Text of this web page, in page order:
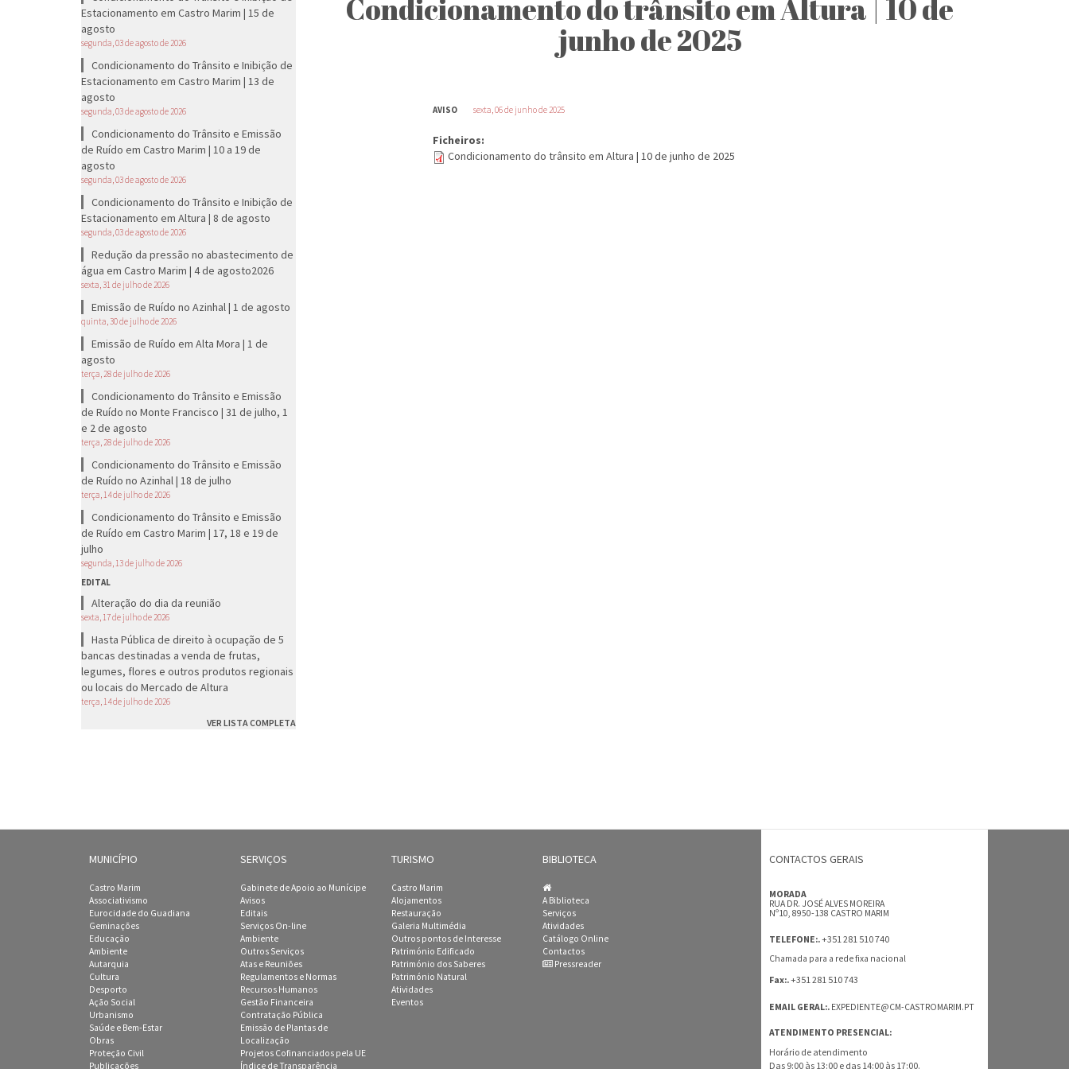
Estacionamento em Castro Marim | 15 de
agosto
segunda, 03 de agosto de 2026
Condicionamento do Trânsito e Inibição de
Estacionamento em Castro Marim | 13 de
agosto
segunda, 03 de agosto de 2026
Condicionamento do Trânsito e Emissão
de Ruído em Castro Marim | 10 a 19 de
agosto
segunda, 03 de agosto de 2026
Condicionamento do Trânsito e Inibição de
Estacionamento em Altura | 8 de agosto
segunda, 03 de agosto de 2026
Redução da pressão no abastecimento de
água em Castro Marim | 4 de agosto2026
sexta, 31 de julho de 2026
Emissão de Ruído no Azinhal | 1 de agosto
quinta, 30 de julho de 2026
Emissão de Ruído em Alta Mora | 1 de
agosto
terça, 28 de julho de 2026
Condicionamento do Trânsito e Emissão
de Ruído no Monte Francisco | 31 de julho, 1
e 2 de agosto
terça, 28 de julho de 2026
Condicionamento do Trânsito e Emissão
de Ruído no Azinhal | 18 de julho
terça, 14 de julho de 2026
Condicionamento do Trânsito e Emissão
de Ruído em Castro Marim | 17, 18 e 19 de
julho
segunda, 13 de julho de 2026
EDITAL
Alteração do dia da reunião
sexta, 17 de julho de 2026
Hasta Pública de direito à ocupação de 5
bancas destinadas a venda de frutas,
legumes, flores e outros produtos regionais
ou locais do Mercado de Altura
terça, 14 de julho de 2026
VER LISTA COMPLETA
Condicionamento do trânsito em Altura | 10 de
junho de 2025
AVISO sexta, 06 de junho de 2025
Ficheiros:
Condicionamento do trânsito em Altura | 10 de junho de 2025
MUNICÍPIO
Castro Marim
Associativismo
Eurocidade do Guadiana
Geminações
Educação
Ambiente
Autarquia
Cultura
Desporto
Ação Social
Urbanismo
Saúde e Bem-Estar
Obras
Proteção Civil
Publicações
SERVIÇOS
Gabinete de Apoio ao Munícipe
Avisos
Editais
Serviços On-line
Ambiente
Outros Serviços
Atas e Reuniões
Regulamentos e Normas
Recursos Humanos
Gestão Financeira
Contratação Pública
Emissão de Plantas de
Localização
Projetos Cofinanciados pela UE
Índice de Transparência
TURISMO
Castro Marim
Alojamentos
Restauração
Galeria Multimédia
Outros pontos de Interesse
Património Edificado
Património dos Saberes
Património Natural
Atividades
Eventos
BIBLIOTECA
A Biblioteca
Serviços
Atividades
Catálogo Online
Contactos
Pressreader
CONTACTOS GERAIS
MORADA
RUA DR. JOSÉ ALVES MOREIRA
Nº10, 8950-138 CASTRO MARIM
TELEFONE:.+351 281 510 740
Chamada para a rede fixa nacional
Fax:.+351 281 510 743
EMAIL GERAL:. EXPEDIENTE@CM-CASTROMARIM.PT
ATENDIMENTO PRESENCIAL:
Horário de atendimento
Das 9:00 às 13:00 e das 14:00 às 17:00.